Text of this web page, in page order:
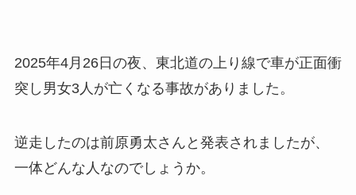
2025年4月26日の夜、東北道の上り線で車が正面衝
突し男女3人が亡くなる事故がありました。
逆走したのは前原勇太さんと発表されましたが、
一体どんな人なのでしょうか。